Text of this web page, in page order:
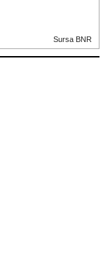
Sursa BNR